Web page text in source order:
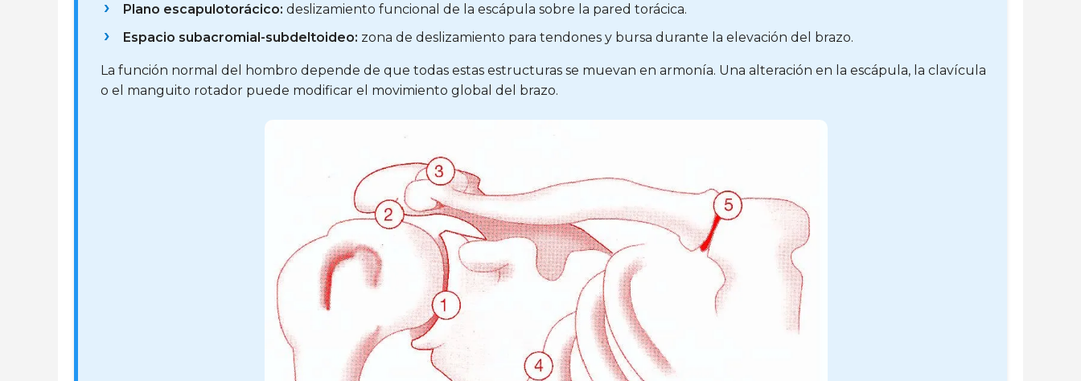
Plano escapulotorácico: deslizamiento funcional de la escápula sobre la pared torácica.
Espacio subacromial-subdeltoideo: zona de deslizamiento para tendones y bursa durante la elevación del brazo.
La función normal del hombro depende de que todas estas estructuras se muevan en armonía. Una alteración en la escápula, la clavícula
o el manguito rotador puede modificar el movimiento global del brazo.